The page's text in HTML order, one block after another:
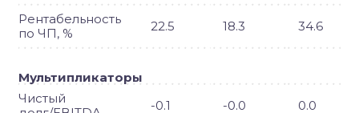
Рентабельность
по ЧП, %
22.5 18.3 34.6
Мультипликаторы
Чистый
-0.1 -0.0 0.0